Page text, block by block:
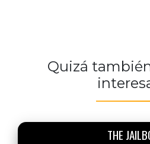
Quizá
THE